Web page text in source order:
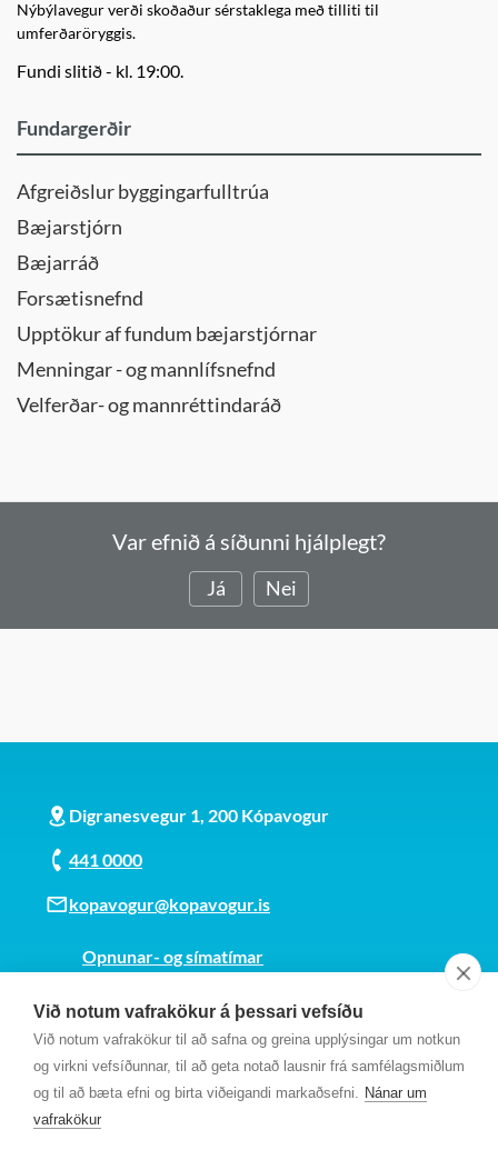
Við notum vafrakökur á þessari vefsíðu
Við notum vafrakökur til að safna og greina upplýsingar um notkun
og virkni vefsíðunnar, til að geta notað lausnir frá samfélagsmiðlum
og til að bæta efni og birta viðeigandi markaðsefni. Nánar um
vafrakökur
Nýbýlavegur verði skoðaður sérstaklega með tilliti til
umferðaröryggis.
Fundi slitið - kl. 19:00.
Fundargerðir
Afgreiðslur byggingarfulltrúa
Bæjarstjórn
Bæjarráð
Forsætisnefnd
Upptökur af fundum bæjarstjórnar
Menningar - og mannlífsnefnd
Velferðar- og mannréttindaráð
Var efnið á síðunni hjálplegt?
Já Nei
Digranesvegur 1, 200 Kópavogur
441 0000
kopavogur@kopavogur.is
Opnunar- og símatímar
Kt. 700169-3759
Fundarmannagátt